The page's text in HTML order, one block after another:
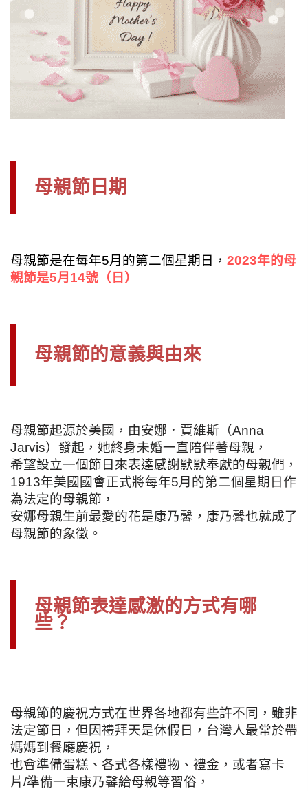
母親節日期
母親節是在每年5月的第二個星期日， 2023年的母
親節是5月14號（日）
母親節的意義與由來
母親節起源於美國，由安娜．賈維斯（Anna
Jarvis）發起，她終身未婚一直陪伴著母親，
希望設立一個節日來表達感謝默默奉獻的母親們，
1913年美國國會正式將每年5月的第二個星期日作
為法定的母親節，
安娜母親生前最愛的花是康乃馨，康乃馨也就成了
母親節的象徵。
母親節表達感激的方式有哪
些？
母親節的慶祝方式在世界各地都有些許不同，雖非
法定節日，但因禮拜天是休假日，台灣人最常於帶
媽媽到餐廳慶祝，
也會準備蛋糕、各式各樣禮物、禮金，或者寫卡
片/準備一束康乃馨給母親等習俗，